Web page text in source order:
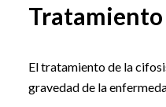
Tratamiento
El tratamiento de la
gravedad de la